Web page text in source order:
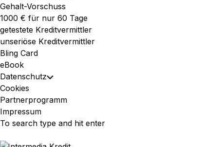
Gehalt-Vorschuss
1000 € für nur 60 Tage
getestete Kreditvermittler
unseriöse Kreditvermittler
Bling Card
eBook
Datenschutz Toggle
Menu
Cookies
Partnerprogramm
Impressum